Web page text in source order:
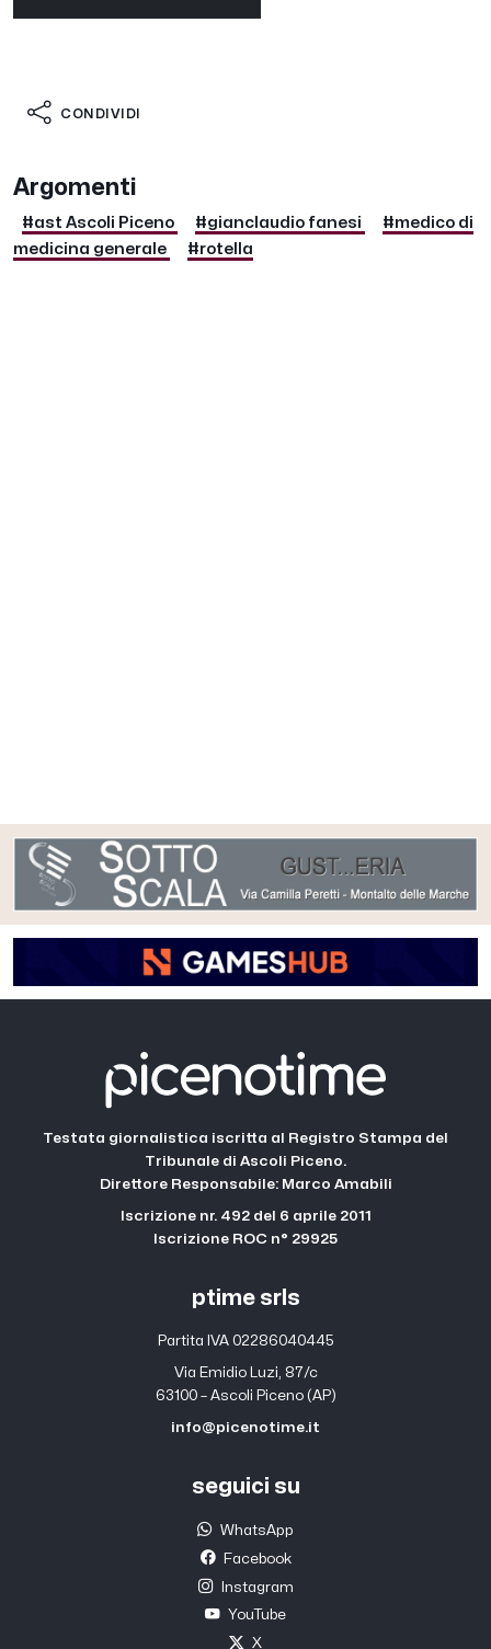
CONDIVIDI
Argomenti
#ast Ascoli Piceno #gianclaudio fanesi
#medico di
medicina generale
#rotella
Testata giornalistica iscritta al Registro Stampa del
Tribunale di Ascoli Piceno.
Direttore Responsabile: Marco Amabili
Iscrizione nr. 492 del 6 aprile 2011
Iscrizione ROC n° 29925
ptime srls
Partita IVA 02286040445
Via Emidio Luzi, 87/c
63100 – Ascoli Piceno (AP)
info@picenotime.it
seguici su
WhatsApp
Facebook
Instagram
YouTube
X